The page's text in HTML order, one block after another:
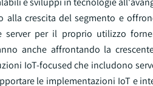
crescita del segmento e
per il proprio utilizzo
anche affrontando la
IoT-focused che includono
le implementazioni IoT e